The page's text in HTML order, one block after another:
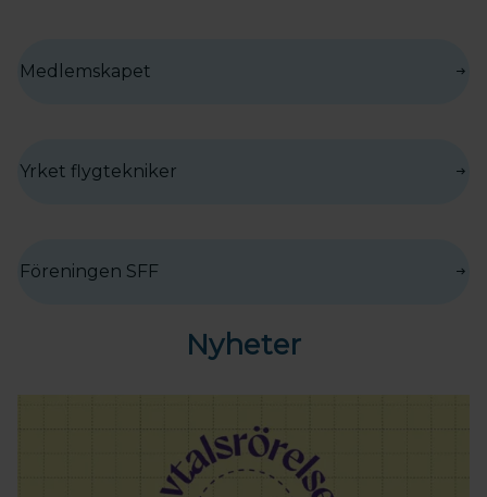
Medlemskapet
Yrket flygtekniker
Föreningen SFF
Nyheter